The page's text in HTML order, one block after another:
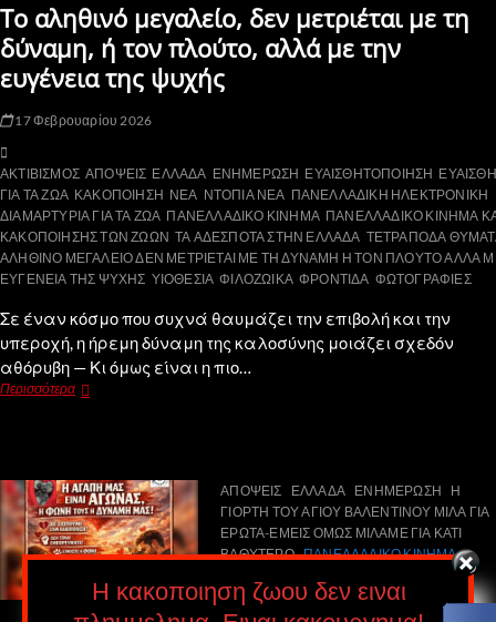
Το αληθινό μεγαλείο, δεν μετριέται με τη
δύναμη, ή τον πλούτο, αλλά με την
ευγένεια της ψυχής
17 Φεβρουαρίου 2026
ΑΚΤΙΒΙΣΜΟΣ ΑΠΟΨΕΙΣ ΕΛΛΑΔΑ ΕΝΗΜΕΡΩΣΗ ΕΥΑΙΣΘΗΤΟΠΟΙΗΣΗ
ΓΙΑ ΤΑ ΖΩΑ ΚΑΚΟΠΟΙΗΣΗ ΝΕΑ ΝΤΟΠΙΑ ΝΕΑ ΠΑΝΕΛΛΑΔΙΚΗ ΗΛΕΚΤΡΟΝΙΚΗ
ΔΙΑΜΑΡΤΥΡΙΑ ΓΙΑ ΤΑ ΖΩΑ ΠΑΝΕΛΛΑΔΙΚΟ ΚΙΝΗΜΑ ΠΑΝΕΛΛΑΔΙΚΟ ΚΙΝΗΜΑ
ΚΑΚΟΠΟΙΗΣΗΣ ΤΩΝ ΖΩΩΝ ΤΑ ΑΔΕΣΠΟΤΑ ΣΤΗΝ ΕΛΛΑΔΑ ΤΕΤΡΑΠΟΔΑ
ΑΛΗΘΙΝΟ ΜΕΓΑΛΕΙΟ ΔΕΝ ΜΕΤΡΙΕΤΑΙ ΜΕ ΤΗ ΔΥΝΑΜΗ Η ΤΟΝ ΠΛΟΥΤΟ ΑΛΛΑ
ΕΥΓΕΝΕΙΑ ΤΗΣ ΨΥΧΗΣ ΥΙΟΘΕΣΙΑ ΦΙΛΟΖΩΙΚΑ ΦΡΟΝΤΙΔΑ ΦΩΤΟΓΡΑΦΙΕΣ
Σε έναν κόσμο που συχνά θαυμάζει την επιβολή και την
υπεροχή, η ήρεμη δύναμη της καλοσύνης μοιάζει σχεδόν
αθόρυβη — Κι όμως είναι η πιο…
Περισσότερα
ΑΠΟΨΕΙΣ ΕΛΛΑΔΑ ΕΝΗΜΕΡΩΣΗ
Η
ΓΙΟΡΤΗ ΤΟΥ ΑΓΙΟΥ ΒΑΛΕΝΤΙΝΟΥ ΜΙΛΑ ΓΙΑ
ΕΡΩΤΑ-ΕΜΕΙΣ ΟΜΩΣ ΜΙΛΑΜΕ ΓΙΑ ΚΑΤΙ
ΒΑΘΥΤΕΡΟ ΠΑΝΕΛΛΑΔΙΚΟ ΚΙΝΗΜΑ
ΚΑΚΟΠΟΙΗΣΗΣ ΤΩΝ ΖΩΩΝ
ΦΩΤΟΓΡΑΦΙΕΣ
Η κακοποιηση ζωου δεν ειναι